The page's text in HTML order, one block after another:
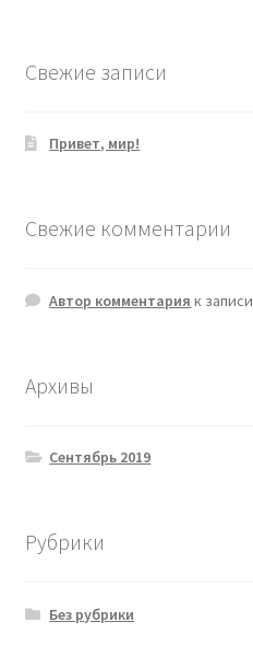
Свежие записи
Привет, мир!
Свежие комментарии
Автор комментария к записи
Архивы
Сентябрь 2019
Рубрики
Без рубрики